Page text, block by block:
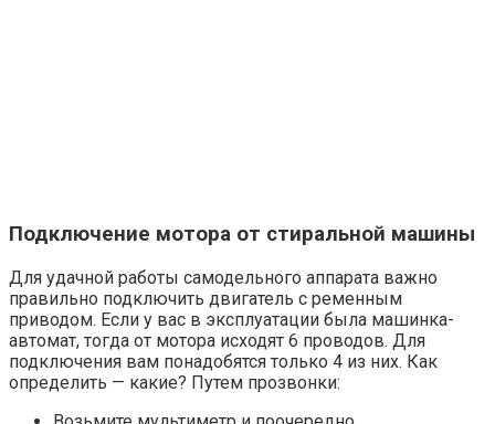
Подключение мотора от стиральной машины
Для удачной работы самодельного аппарата важно
правильно подключить двигатель с ременным
приводом. Если у вас в эксплуатации была машинка-
автомат, тогда от мотора исходят 6 проводов. Для
подключения вам понадобятся только 4 из них. Как
определить — какие? Путем прозвонки: